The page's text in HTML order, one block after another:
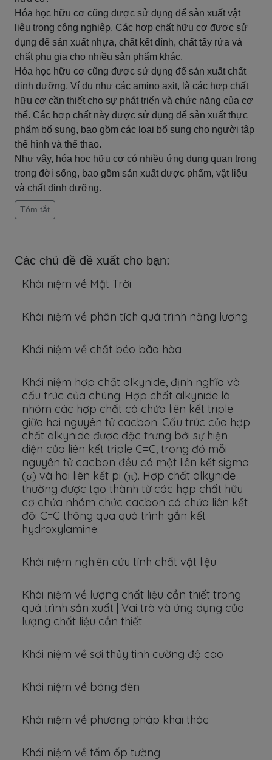
Hóa học hữu cơ cũng được sử dụng để sản xuất vật
liệu trong công nghiệp. Các hợp chất hữu cơ được sử
dụng để sản xuất nhựa, chất kết dính, chất tẩy rửa và
chất phụ gia cho nhiều sản phẩm khác.
Hóa học hữu cơ cũng được sử dụng để sản xuất chất
dinh dưỡng. Ví dụ như các amino axit, là các hợp chất
hữu cơ cần thiết cho sự phát triển và chức năng của cơ
thể. Các hợp chất này được sử dụng để sản xuất thực
phẩm bổ sung, bao gồm các loại bổ sung cho người tập
thể hình và thể thao.
Như vậy, hóa học hữu cơ có nhiều ứng dụng quan trọng
trong đời sống, bao gồm sản xuất dược phẩm, vật liệu
và chất dinh dưỡng.
Tóm tắt
Các chủ đề đề xuất cho bạn:
Khái niệm về Mặt Trời
Khái niệm về phân tích quá trình năng lượng
Khái niệm về chất béo bão hòa
Khái niệm hợp chất alkynide, định nghĩa và
cấu trúc của chúng. Hợp chất alkynide là
nhóm các hợp chất có chứa liên kết triple
giữa hai nguyên tử cacbon. Cấu trúc của hợp
chất alkynide được đặc trưng bởi sự hiện
diện của liên kết triple C≡C, trong đó mỗi
nguyên tử cacbon đều có một liên kết sigma
(σ) và hai liên kết pi (π). Hợp chất alkynide
thường được tạo thành từ các hợp chất hữu
cơ chứa nhóm chức cacbon có chứa liên kết
đôi C=C thông qua quá trình gắn kết
hydroxylamine.
Khái niệm nghiên cứu tính chất vật liệu
Khái niệm về lượng chất liệu cần thiết trong
quá trình sản xuất | Vai trò và ứng dụng của
lượng chất liệu cần thiết
Khái niệm về sợi thủy tinh cường độ cao
Khái niệm về bóng đèn
Khái niệm về phương pháp khai thác
Khái niệm về tấm ốp tường